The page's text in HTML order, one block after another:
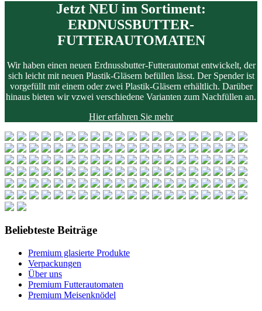
Jetzt NEU im Sortiment:
ERDNUSSBUTTER-
FUTTERAUTOMATEN
Wir haben einen neuen Erdnussbutter-Futterautomat entwickelt, der
sich leicht mit neuen Plastik-Gläsern befüllen lässt. Der Spender ist
vorgefüllt mit einem oder zwei Plastik-Gläsern erhältlich. Darüber
hinaus bieten wir vzwei verschiedene Varianten zum Nachfüllen an.
Hier erfahren Sie mehr
Beliebteste Beiträge
Premium glasierte Produkte
Verpackungen
Über uns
Premium Futterautomaten
Premium Meisenknödel